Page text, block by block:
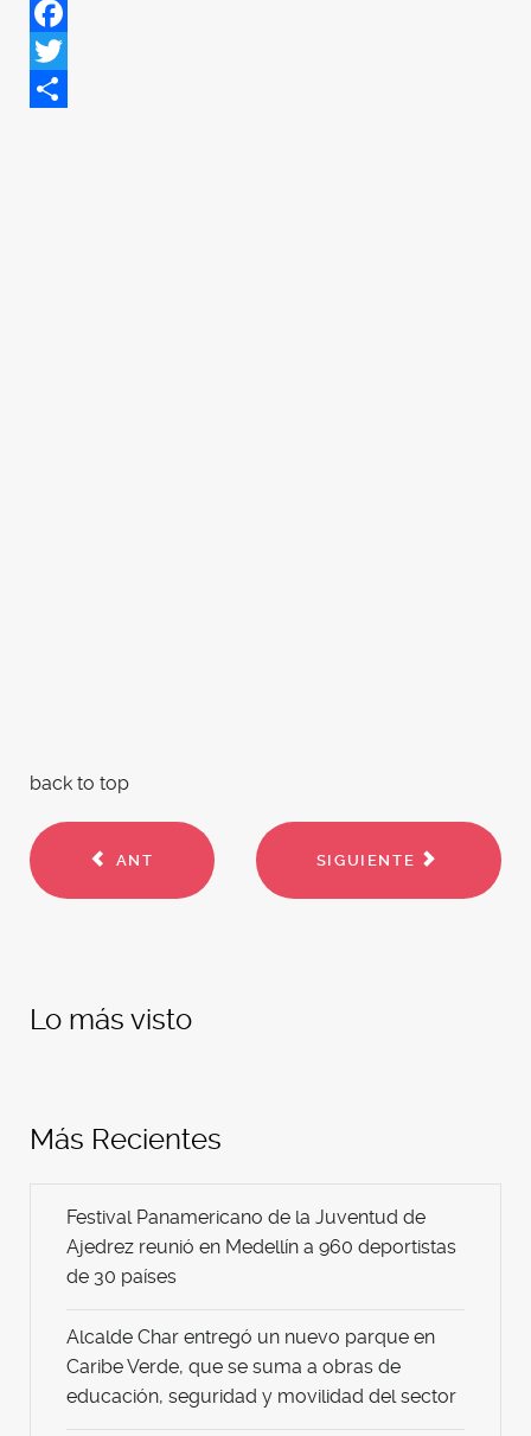
Facebook
Twitter
back to top
ANT SIGUIENTE
Lo más visto
Más Recientes
Festival Panamericano de la Juventud de
Ajedrez reunió en Medellín a 960 deportistas
de 30 países
Alcalde Char entregó un nuevo parque en
Caribe Verde, que se suma a obras de
educación, seguridad y movilidad del sector